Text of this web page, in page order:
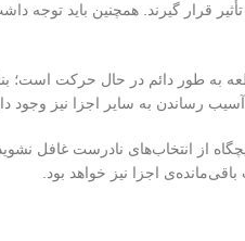
قرار گیرند. همچنین باید توجه
به طور دائم در حال حرکت است؛
رساندن به سایر اجزا نیز وجود
از انتخاب‌های نادرست غافل
اجزا نیز خواهد بود.